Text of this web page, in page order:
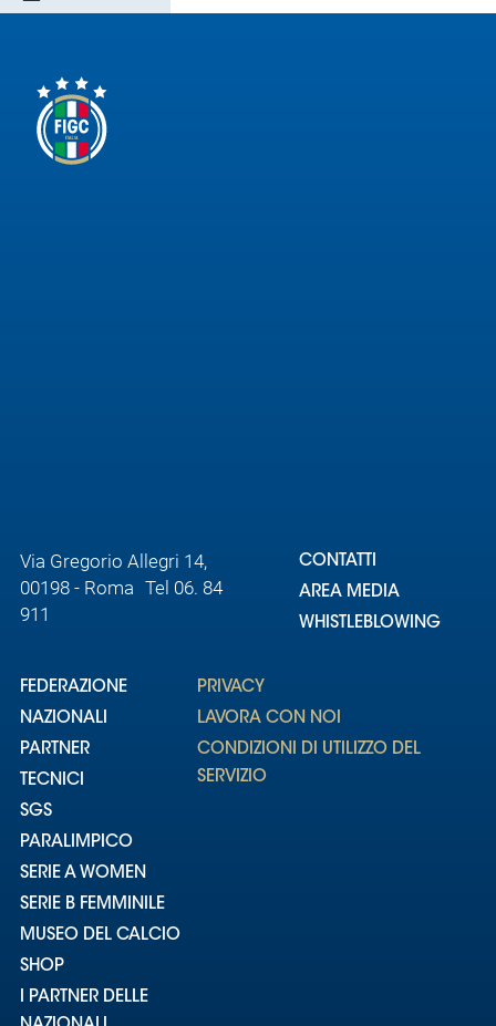
Via Gregorio Allegri 14,
00198 - Roma Tel 06. 84
911
CONTATTI
AREA MEDIA
WHISTLEBLOWING
FEDERAZIONE
NAZIONALI
PARTNER
TECNICI
SGS
PARALIMPICO
SERIE A WOMEN
SERIE B FEMMINILE
MUSEO DEL CALCIO
SHOP
I PARTNER DELLE
PRIVACY
LAVORA CON NOI
CONDIZIONI DI UTILIZZO DEL
SERVIZIO